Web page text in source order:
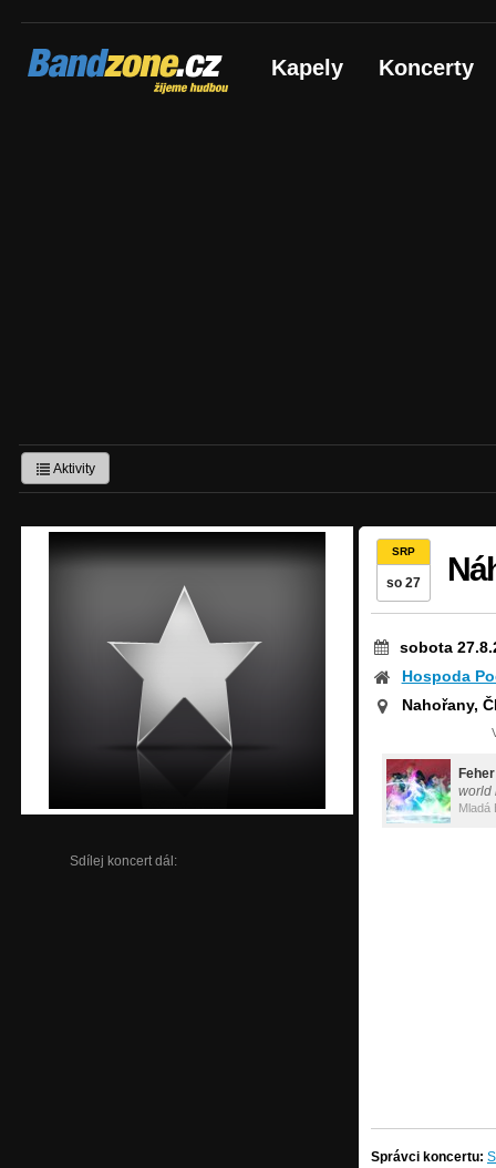
Bandzone.cz
žijeme hudbou Kapely Koncerty
Aktivity
Sdílej koncert dál:
SRP
so 27
sobota
Hospoda
Nahořany,
world
Mladá
Správci koncertu: